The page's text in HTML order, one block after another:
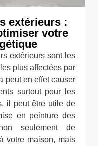
extérieurs :
votre
extérieurs sont les
plus affectées par
peut en effet causer
surtout pour les
il peut être utile de
en peinture des
seulement de
votre maison, mais